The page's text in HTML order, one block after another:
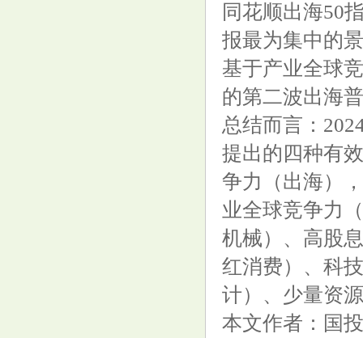
同花顺出海50
报最为集中的
基于产业全球
的第二波出海
总结而言：
提出的四种有
争力（出海）
业全球竞争力
机械）、高股
红消费）、科
计）、少量资
本文作者：国